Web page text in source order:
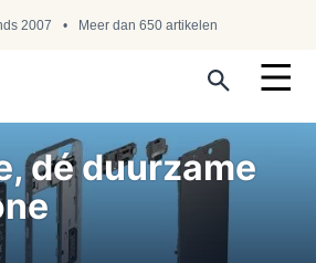
2007 Meer dan 650 artikelen
dé duurzame